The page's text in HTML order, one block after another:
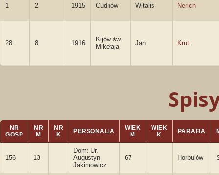
1 2 1915 Cudnów Witalis Nerich
28 8 1916
Kijów św.
Mikołaja
Jan Krut
NR
GOSP
NR
M
NR
K
PERSONALIA
WIEK
M
WIEK
K
PARAFIA
156 13
Dom: Ur.
Augustyn
Jakimowicz
67 Horbulów